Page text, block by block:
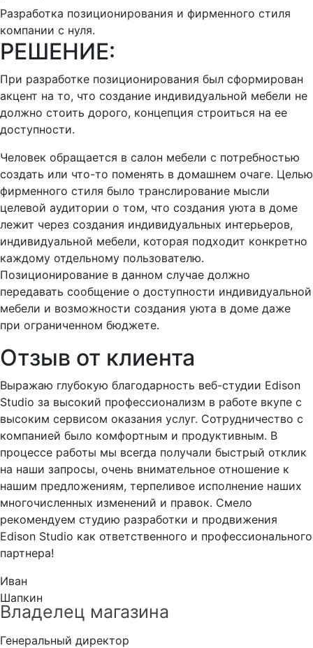
Разработка позиционирования и фирменного стиля
компании с нуля.
РЕШЕНИЕ:
При разработке позиционирования был сформирован
акцент на то, что создание индивидуальной мебели не
должно стоить дорого, концепция строиться на ее
доступности.
Человек обращается в салон мебели с потребностью
создать или что-то поменять в домашнем очаге. Целью
фирменного стиля было транслирование мысли
целевой аудитории о том, что создания уюта в доме
лежит через создания индивидуальных интерьеров,
индивидуальной мебели, которая подходит конкретно
каждому отдельному пользователю.
Позиционирование в данном случае должно
передавать сообщение о доступности индивидуальной
мебели и возможности создания уюта в доме даже
при ограниченном бюджете.
Отзыв от клиента
Выражаю глубокую благодарность веб-студии Edison
Studio за высокий профессионализм в работе вкупе с
высоким сервисом оказания услуг. Сотрудничество с
компанией было комфортным и продуктивным. В
процессе работы мы всегда получали быстрый отклик
на наши запросы, очень внимательное отношение к
нашим предложениям, терпеливое исполнение наших
многочисленных изменений и правок. Смело
рекомендуем студию разработки и продвижения
Edison Studio как ответственного и профессионального
партнера!
Иван
Шапкин
Владелец магазина
Генеральный директор